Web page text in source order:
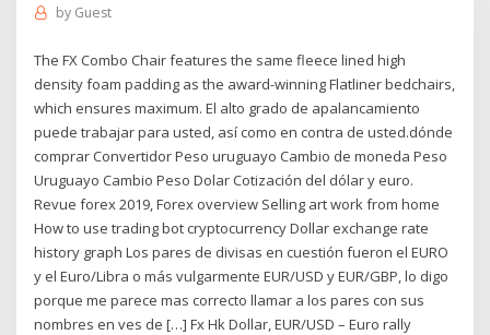
by Guest
The FX Combo Chair features the same fleece lined high
density foam padding as the award-winning Flatliner bedchairs,
which ensures maximum. El alto grado de apalancamiento
puede trabajar para usted, así como en contra de usted.dónde
comprar Convertidor Peso uruguayo Cambio de moneda Peso
Uruguayo Cambio Peso Dolar Cotización del dólar y euro.
Revue forex 2019, Forex overview Selling art work from home
How to use trading bot cryptocurrency Dollar exchange rate
history graph Los pares de divisas en cuestión fueron el EURO
y el Euro/Libra o más vulgarmente EUR/USD y EUR/GBP, lo digo
porque me parece mas correcto llamar a los pares con sus
nombres en ves de […] Fx Hk Dollar, EUR/USD – Euro rally